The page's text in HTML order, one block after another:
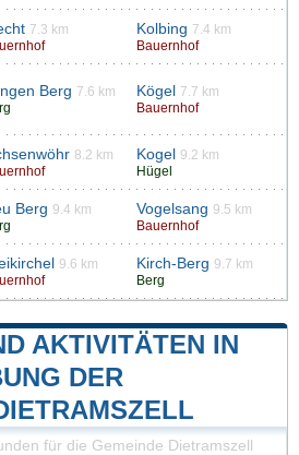
7.3 km
Kolbing 7.4 km
Bauernhof
Berg 7.6 km
Kögel
7.7 km
Bauernhof
8.2 km
Kogel
9.2 km
Hügel
Berg 9.4 km
Vogelsang 9.5 km
Bauernhof
9.6 km
Kirch-Berg 9.7 km
Berg
AKTIVITÄTEN IN
DER
für die Gemeinde Dietramszell